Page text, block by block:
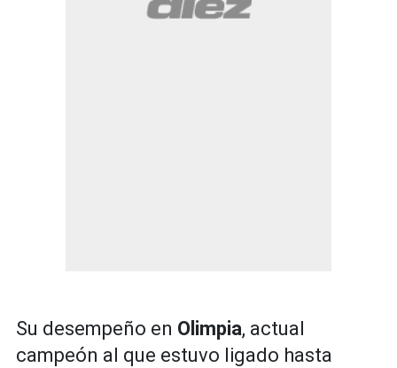
Su desempeño en Olimpia, actual
campeón al que estuvo ligado hasta